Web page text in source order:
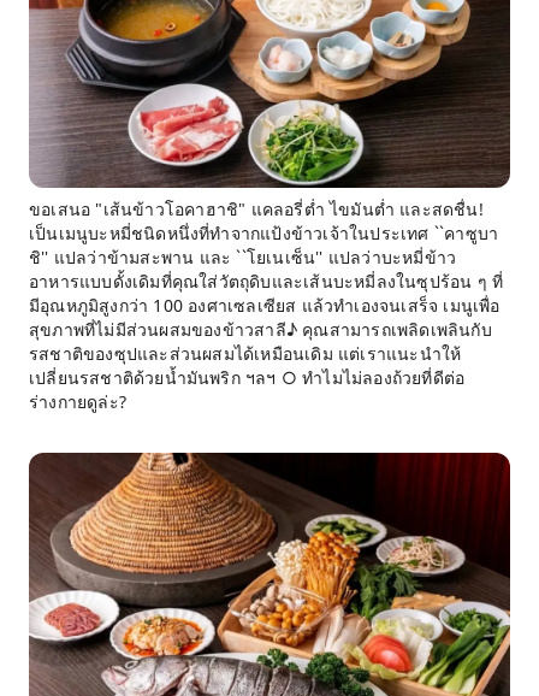
ขอเสนอ "เส้นข้าวโอคาฮาชิ" แคลอรี่ต่ำ ไขมันต่ำ และสดชื่น!
เป็นเมนูบะหมี่ชนิดหนึ่งที่ทำจากแป้งข้าวเจ้าในประเทศ ``คาซูบา
ชิ'' แปลว่าข้ามสะพาน และ ``โยเนเซ็น'' แปลว่าบะหมี่ข้าว
อาหารแบบดั้งเดิมที่คุณใส่วัตถุดิบและเส้นบะหมี่ลงในซุปร้อน ๆ ที่
มีอุณหภูมิสูงกว่า 100 องศาเซลเซียส แล้วทำเองจนเสร็จ เมนูเพื่อ
สุขภาพที่ไม่มีส่วนผสมของข้าวสาลี♪ คุณสามารถเพลิดเพลินกับ
รสชาติของซุปและส่วนผสมได้เหมือนเดิม แต่เราแนะนำให้
เปลี่ยนรสชาติด้วยน้ำมันพริก ฯลฯ ○ ทำไมไม่ลองถ้วยที่ดีต่อ
ร่างกายดูล่ะ?